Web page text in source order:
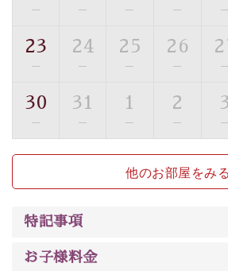
■貸切温泉風呂 （40分2000円）
む貸切温泉風呂です。ゆったりとい
トな空間をお愉しみください。
【旅】
豊富な知識を持ったドライバー兼ガ
事前ご予約制ですの
は【3日前まで】にお電話ください
※交通規制などにより運行できない
※年末年始及び御柱祭前後は運行し
— — — — —
23
—
24
—
25
—
26
— —
30
—
31
—
1
—
2
—
3
—
他のお部屋をみる
特記事項
お子様料金